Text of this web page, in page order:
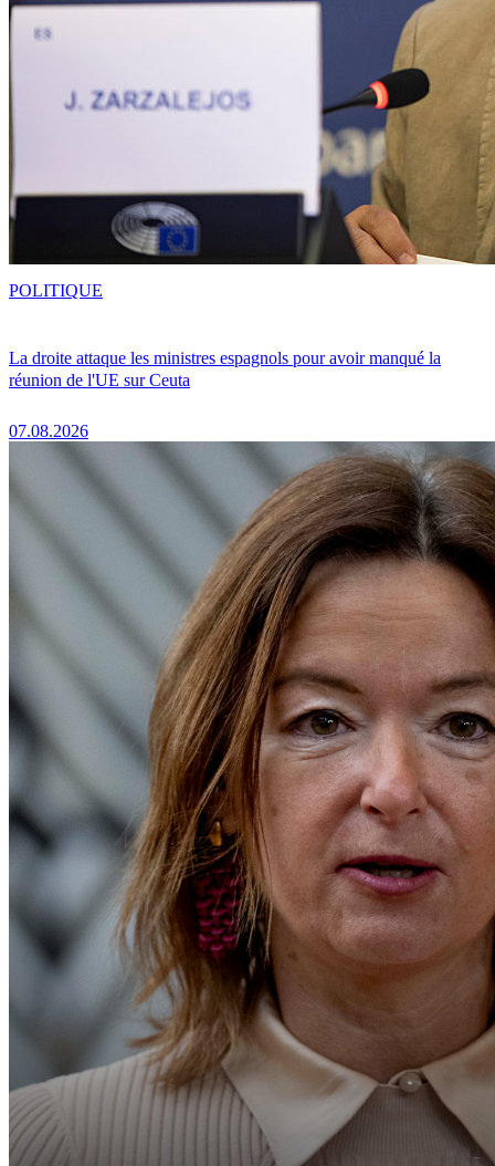
La droite attaque les ministres espagnols pour avoir manqué la
réunion de l'UE sur Ceuta
07.08.2026
POLITIQUE